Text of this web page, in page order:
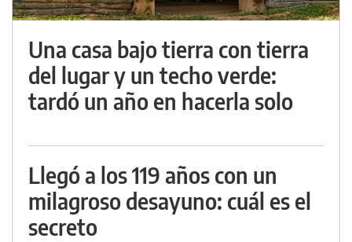
Una casa bajo tierra con tierra
del lugar y un techo verde:
tardó un año en hacerla solo
Llegó a los 119 años con un
milagroso desayuno: cuál es el
secreto